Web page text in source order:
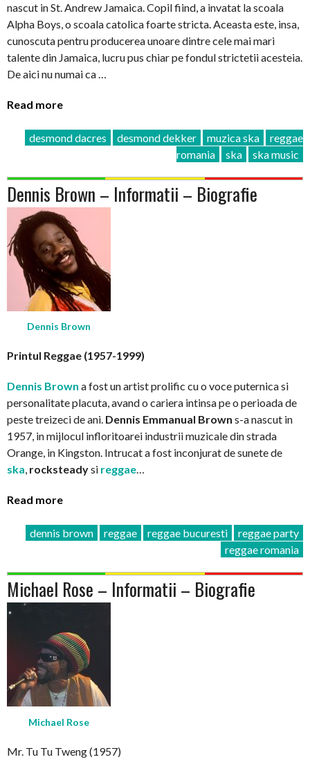
nascut in St. Andrew Jamaica. Copil fiind, a invatat la scoala
Alpha Boys, o scoala catolica foarte stricta. Aceasta este, insa,
cunoscuta pentru producerea unoare dintre cele mai mari
talente din Jamaica, lucru pus chiar pe fondul strictetii acesteia.
De aici nu numai ca …
Read more
desmond dacres desmond dekker muzica ska
reggae
romania
ska ska music
Dennis Brown – Informatii – Biografie
Dennis Brown
Printul Reggae (1957-1999)
Dennis Brown a fost un artist prolific cu o voce puternica si
personalitate placuta, avand o cariera intinsa pe o perioada de
peste treizeci de ani. Dennis Emmanual Brown s-a nascut in
1957, in mijlocul infloritoarei industrii muzicale din strada
Orange, in Kingston. Intrucat a fost inconjurat de sunete de
ska, rocksteadysi reggae…
Read more
dennis brown reggae reggae bucuresti
reggae party
reggae romania
Michael Rose – Informatii – Biografie
Michael Rose
Mr. Tu Tu Tweng (1957)